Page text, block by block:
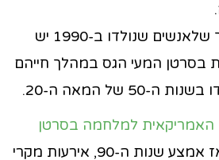
המחקר מצביע על כך שלאנשים שנולדו ב-1990 יש
בסרטן המעי הגס במהלך חייהם
של המאה ה-20.
האמריקאית למלחמה בסרטן
שפורסם השנה – מאז אמצע שנות ה-90, אירעות מקרי